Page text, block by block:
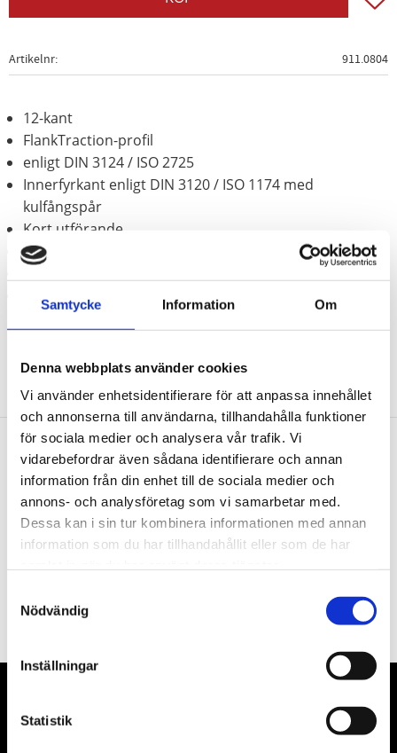
Samtycke Information Om
Denna webbplats använder cookies
Vi använder enhetsidentifierare för att anpassa innehållet
och annonserna till användarna, tillhandahålla funktioner
för sociala medier och analysera vår trafik. Vi
vidarebefordrar även sådana identifierare och annan
information från din enhet till de sociala medier och
annons- och analysföretag som vi samarbetar med.
Dessa kan i sin tur kombinera informationen med annan
information som du har tillhandahållit eller som de har
Nödvändig
Inställningar
Statistik
Artikelnr 911.0804
12-kant
FlankTraction-profil
enligt DIN 3124 / ISO 2725
Innerfyrkant enligt DIN 3120 / ISO 1174 med
kulfångspår
Kort utförande
för manuell hantering
Krom vanadium
Nyhetsbrev
PRENUMERERA
Dina personuppgifter behandlas i enlighet med vår integritetspolicy